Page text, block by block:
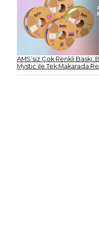
AMS’siz Çok Renkli Baskı:
Mystic ile Tek Makarada